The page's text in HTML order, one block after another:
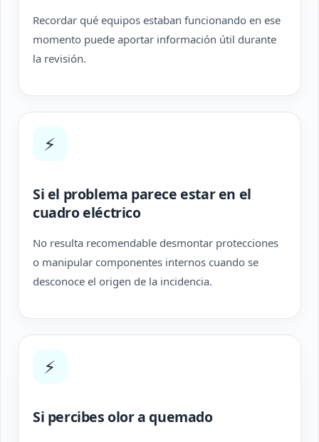
Recordar qué equipos estaban funcionando en ese
momento puede aportar información útil durante
la revisión.
⚡
Si el problema parece estar en el
cuadro eléctrico
No resulta recomendable desmontar protecciones
o manipular componentes internos cuando se
desconoce el origen de la incidencia.
⚡
Si percibes olor a quemado